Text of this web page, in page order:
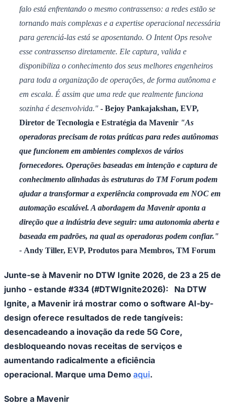
Santos
Flamengo
falo está enfrentando o mesmo contrassenso: a redes estão se
tornando mais complexas e a expertise operacional necessária
para gerenciá-las está se aposentando. O Intent Ops resolve
esse contrassenso diretamente. Ele captura, valida e
disponibiliza o conhecimento dos seus melhores engenheiros
para toda a organização de operações, de forma autônoma e
em escala. É assim que uma rede que realmente funciona
sozinha é desenvolvida." - Bejoy Pankajakshan, EVP,
Diretor de Tecnologia e Estratégia da Mavenir "As
operadoras precisam de rotas práticas para redes autônomas
que funcionem em ambientes complexos de vários
fornecedores. Operações baseadas em intenção e captura de
conhecimento alinhadas às estruturas do TM Forum podem
ajudar a transformar a experiência comprovada em NOC em
automação escalável. A abordagem da Mavenir aponta a
direção que a indústria deve seguir: uma autonomia aberta e
baseada em padrões, na qual as operadoras podem confiar."
- Andy Tiller, EVP, Produtos para Membros, TM Forum
Junte-se à Mavenir no DTW Ignite 2026, de 23 a 25 de
junho - estande #334 (#DTWIgnite2026): Na DTW
Ignite, a Mavenir irá mostrar como o software AI-by-
design oferece resultados de rede tangíveis:
desencadeando a inovação da rede 5G Core,
desbloqueando novas receitas de serviços e
aumentando radicalmente a eficiência
operacional. Marque uma Demo aqui.
Sobre a Mavenir